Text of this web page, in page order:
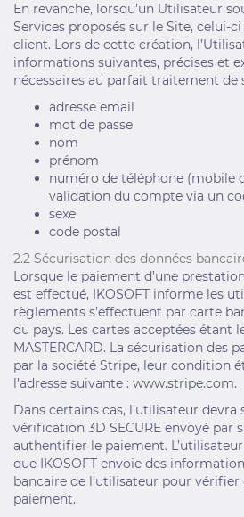
En revanche, lorsqu’un Utilisateur
Services proposés sur le Site, celui-
client. Lors de cette création,
informations suivantes, précises et
nécessaires au parfait traitement de
adresse email
mot de passe
nom
prénom
numéro de téléphone (mobile
validation du compte via un
sexe
code postal
2.2 Sécurisation des données
Lorsque le paiement d’une
est effectué, IKOSOFT informe les
règlements s’effectuent par carte
du pays. Les cartes acceptées étant
MASTERCARD. La sécurisation des
par la société Stripe, leur condition
l’adresse suivante : www.stripe.com.
Dans certains cas, l’utilisateur devra
vérification 3D SECURE envoyé par
authentifier le paiement.
que IKOSOFT envoie des
bancaire de l’utilisateur pour
paiement.